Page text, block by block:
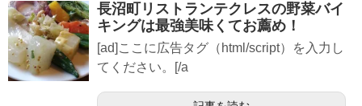
長沼町リストランテクレスの野菜バイ
キングは最強美味くてお薦め！
[ad]ここに広告タグ（html/script）を入力し
てください。[/a